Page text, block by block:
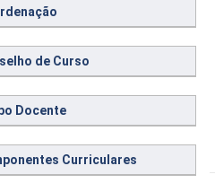
de Curso
Docente
Curriculares